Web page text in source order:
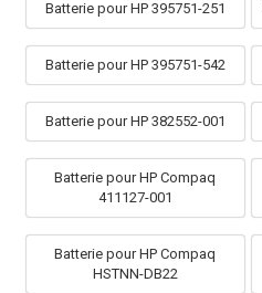
Batterie pour HP 395751-251
Batterie pour HP 395751-542
Batterie pour HP 382552-001
Batterie pour HP Compaq
411127-001
Batterie pour HP Compaq
HSTNN-DB22